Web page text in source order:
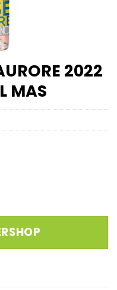
2022
MAS